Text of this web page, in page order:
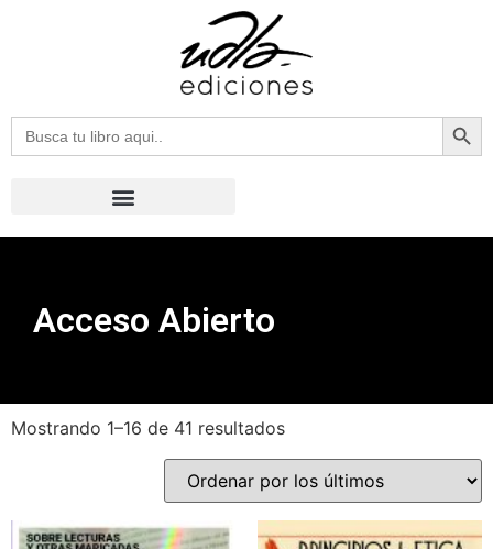
Buscar:
Acceso Abierto
Mostrando 1–16 de 41 resultados